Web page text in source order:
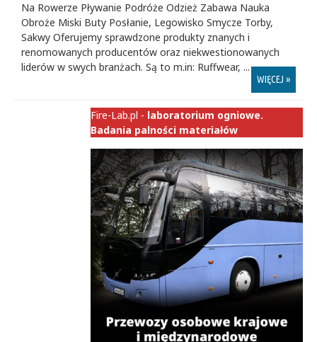
Na Rowerze Pływanie Podróże Odzież Zabawa Nauka
Obroże Miski Buty Posłanie, Legowisko Smycze Torby,
Sakwy Oferujemy sprawdzone produkty znanych i
renomowanych producentów oraz niekwestionowanych
liderów w swych branżach. Są to m.in: Ruffwear, ...
WIĘCEJ »
Fire-Lab.pl - laboratorium ogniowe.
Badania palności materiałów